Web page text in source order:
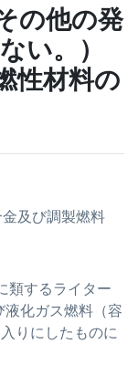
の他の発
い。）
性材料の
及び調製燃料
類するライター
化ガス燃料（容
りにしたものに